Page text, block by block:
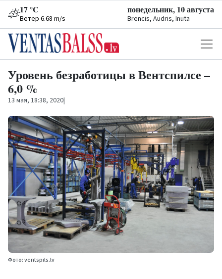
17 °C
Ветер 6.68 m/s
понедельник, 10 августа
Brencis, Audris, Inuta
Уровень безработицы в Вентспилсе –
6,0 %
13 мая, 18:38, 2020|
Фото: ventspils.lv